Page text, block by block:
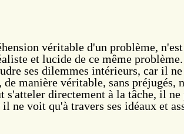
véritable d'un problème,
et lucide de ce même
ses dilemmes intérieurs, car il ne
de manière véritable, sans préjugés,
s'atteler directement à la tâche, il
ne voit qu'à travers ses idéaux et